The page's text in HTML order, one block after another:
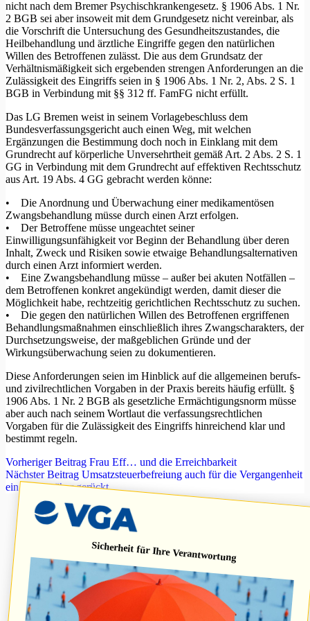
nicht nach dem Bremer Psychischkrankengesetz. § 1906 Abs. 1 Nr.
2 BGB sei aber insoweit mit dem Grundgesetz nicht vereinbar, als
die Vorschrift die Untersuchung des Gesundheitszustandes, die
Heilbehandlung und ärztliche Eingriffe gegen den natürlichen
Willen des Betroffenen zulässt. Die aus dem Grundsatz der
Verhältnismäßigkeit sich ergebenden strengen Anforderungen an die
Zulässigkeit des Eingriffs seien in § 1906 Abs. 1 Nr. 2, Abs. 2 S. 1
BGB in Verbindung mit §§ 312 ff. FamFG nicht erfüllt.
Das LG Bremen weist in seinem Vorlagebeschluss dem
Bundesverfassungsgericht auch einen Weg, mit welchen
Ergänzungen die Bestimmung doch noch in Einklang mit dem
Grundrecht auf körperliche Unversehrtheit gemäß Art. 2 Abs. 2 S. 1
GG in Verbindung mit dem Grundrecht auf effektiven Rechtsschutz
aus Art. 19 Abs. 4 GG gebracht werden könne:
• Die Anordnung und Überwachung einer medikamentösen
Zwangsbehandlung müsse durch einen Arzt erfolgen.
• Der Betroffene müsse ungeachtet seiner
Einwilligungsunfähigkeit vor Beginn der Behandlung über deren
Inhalt, Zweck und Risiken sowie etwaige Behandlungsalternativen
durch einen Arzt informiert werden.
• Eine Zwangsbehandlung müsse – außer bei akuten Notfällen –
dem Betroffenen konkret angekündigt werden, damit dieser die
Möglichkeit habe, rechtzeitig gerichtlichen Rechtsschutz zu suchen.
• Die gegen den natürlichen Willen des Betroffenen ergriffenen
Behandlungsmaßnahmen einschließlich ihres Zwangscharakters, der
Durchsetzungsweise, der maßgeblichen Gründe und der
Wirkungsüberwachung seien zu dokumentieren.
Diese Anforderungen seien im Hinblick auf die allgemeinen berufs-
und zivilrechtlichen Vorgaben in der Praxis bereits häufig erfüllt. §
1906 Abs. 1 Nr. 2 BGB als gesetzliche Ermächtigungsnorm müsse
aber auch nach seinem Wortlaut die verfassungsrechtlichen
Vorgaben für die Zulässigkeit des Eingriffs hinreichend klar und
bestimmt regeln.
VorherigerBeitrag Frau Eff… und die Erreichbarkeit
NächsterBeitrag Umsatzsteuerbefreiung auch für die Vergangenheit
ein Stück näher gerückt
Sicherheit für Ihre Verantwortung